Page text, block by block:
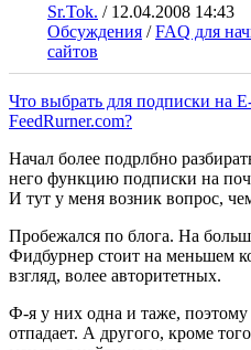
Sr.Tok. / 12.04.2008 14:43
Обсуждения /FAQ для
сайтов
Что выбрать для подписки на
FeedRurner.com?
Начал более подрлбно
него функцию подписки на
И тут у меня возник вопрос,
Пробежался по блога. На
Фидбурнер стоит на меньшем
взгляд, волее авторитетных.
Ф-я у них одна и таже,
отпадает. А другого, кроме